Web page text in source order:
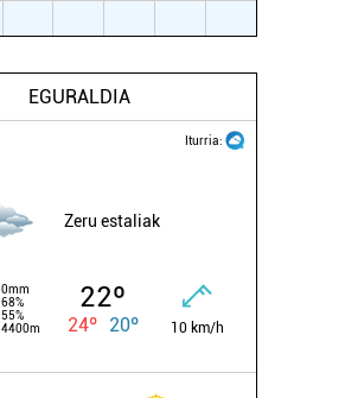
EGURALDIA
Iturria:
Zeru estaliak
0mm
68%
55%
4400m
22º
24º 20º 10 km/h